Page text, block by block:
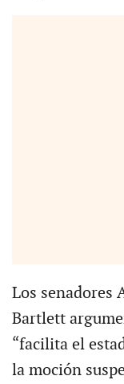
Los senadores
Bartlett
“facilita el
la moción